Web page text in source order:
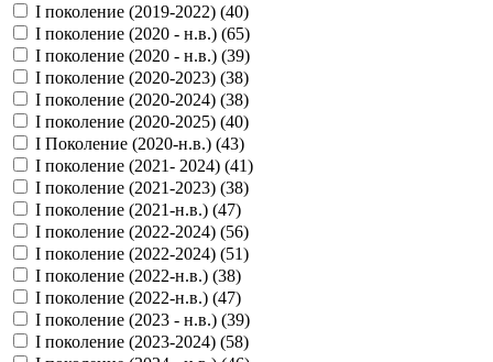
I поколение (2019-2022) (40)
I поколение (2020 - н.в.) (65)
I поколение (2020 - н.в.) (39)
I поколение (2020-2023) (38)
I поколение (2020-2024) (38)
I поколение (2020-2025) (40)
I Поколение (2020-н.в.) (43)
I поколение (2021- 2024) (41)
I поколение (2021-2023) (38)
I поколение (2021-н.в.) (47)
I поколение (2022-2024) (56)
I поколение (2022-2024) (51)
I поколение (2022-н.в.) (38)
I поколение (2022-н.в.) (47)
I поколение (2023 - н.в.) (39)
I поколение (2023-2024) (58)